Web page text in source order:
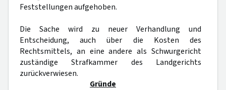
Feststellungen aufgehoben.
Die Sache wird zu neuer Verhandlung und
Entscheidung, auch über die Kosten des
Rechtsmittels, an eine andere als Schwurgericht
zuständige Strafkammer des Landgerichts
zurückverwiesen.
Gründe